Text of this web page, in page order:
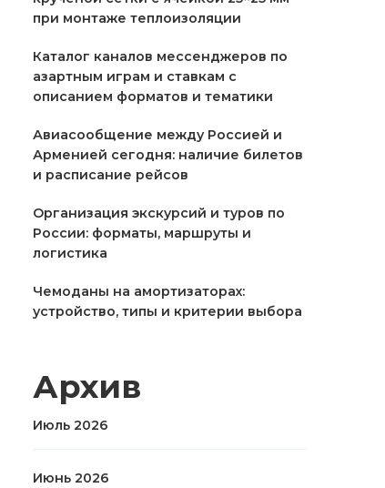
при монтаже теплоизоляции
Каталог каналов мессенджеров по
азартным играм и ставкам с
описанием форматов и тематики
Авиасообщение между Россией и
Арменией сегодня: наличие билетов
и расписание рейсов
Организация экскурсий и туров по
России: форматы, маршруты и
логистика
Чемоданы на амортизаторах:
устройство, типы и критерии выбора
Архив
Июль 2026
Июнь 2026